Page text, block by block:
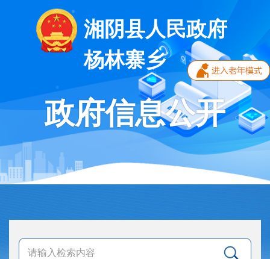
湘阴县人民政府
杨林寨乡
政府信息公开